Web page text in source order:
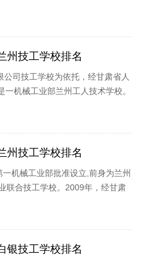
州技工学校排名
司技工学校为依托，经甘肃省人
机械工业部兰州工人技术学校。
州技工学校排名
机械工业部批准设立,前身为兰州
联合技工学校。2009年，经甘肃
银技工学校排名